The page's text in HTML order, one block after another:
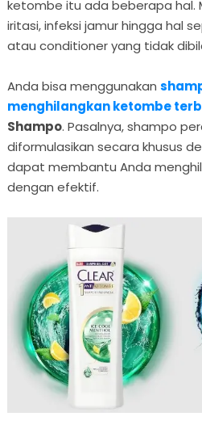
ketombe itu ada beberapa hal.
iritasi, infeksi jamur hingga hal
atau conditioner yang tidak
Anda bisa menggunakan
menghilangkan ketombe
Shampo. Pasalnya, shampo
diformulasikan secara khusus
dapat membantu Anda
dengan efektif.